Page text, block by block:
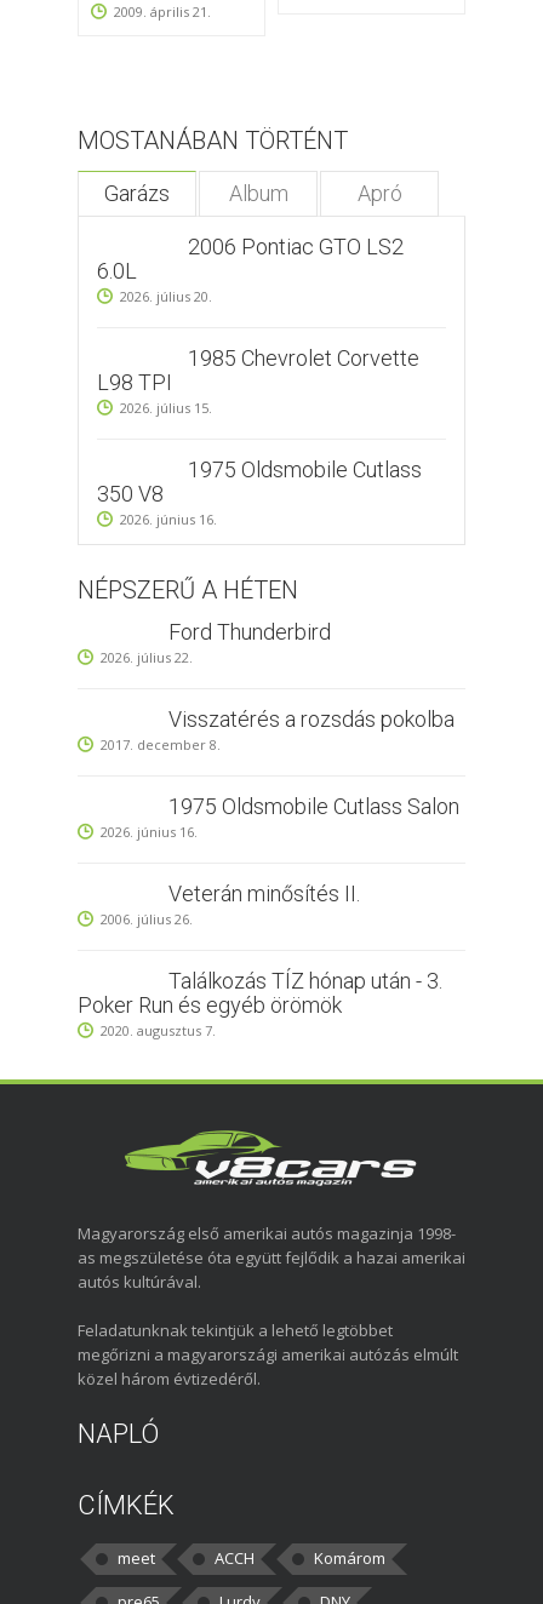
2009. április 21.
MOSTANÁBAN TÖRTÉNT
Garázs Album Apró
2006 Pontiac GTO LS2
6.0L
2026. július 20.
1985 Chevrolet Corvette
L98 TPI
2026. július 15.
1975 Oldsmobile Cutlass
350 V8
2026. június 16.
NÉPSZERŰ A HÉTEN
Ford Thunderbird
2026. július 22.
Visszatérés a rozsdás pokolba
2017. december 8.
1975 Oldsmobile Cutlass Salon
2026. június 16.
Veterán minősítés II.
2006. július 26.
Találkozás TÍZ hónap után - 3.
Poker Run és egyéb örömök
2020. augusztus 7.
Magyarország első amerikai autós magazinja 1998-
as megszületése óta együtt fejlődik a hazai amerikai
autós kultúrával.
Feladatunknak tekintjük a lehető legtöbbet
megőrizni a magyarországi amerikai autózás elmúlt
közel három évtizedéről.
NAPLÓ
CÍMKÉK
meet ACCH
Komárom